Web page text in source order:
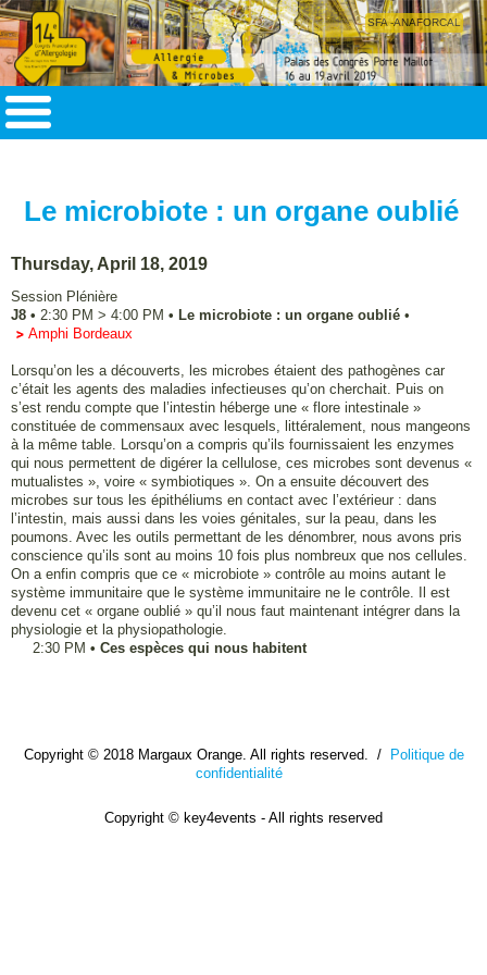
SFA -ANAFORCAL
Le microbiote : un organe oublié
Thursday, April 18, 2019
Session Plénière
J8 • 2:30 PM > 4:00 PM • Le microbiote : un organe oublié •
Amphi Bordeaux
Lorsqu’on les a découverts, les microbes étaient des pathogènes car
c’était les agents des maladies infectieuses qu’on cherchait. Puis on
s’est rendu compte que l’intestin héberge une « flore intestinale »
constituée de commensaux avec lesquels, littéralement, nous mangeons
à la même table. Lorsqu’on a compris qu’ils fournissaient les enzymes
qui nous permettent de digérer la cellulose, ces microbes sont devenus «
mutualistes », voire « symbiotiques ». On a ensuite découvert des
microbes sur tous les épithéliums en contact avec l’extérieur : dans
l’intestin, mais aussi dans les voies génitales, sur la peau, dans les
poumons. Avec les outils permettant de les dénombrer, nous avons pris
conscience qu’ils sont au moins 10 fois plus nombreux que nos cellules.
On a enfin compris que ce « microbiote » contrôle au moins autant le
système immunitaire que le système immunitaire ne le contrôle. Il est
devenu cet « organe oublié » qu’il nous faut maintenant intégrer dans la
physiologie et la physiopathologie.
2:30 PM • Ces espèces qui nous habitent
Copyright © 2018 Margaux Orange. All rights reserved. / Politique de
confidentialité
Copyright © key4events - All rights reserved